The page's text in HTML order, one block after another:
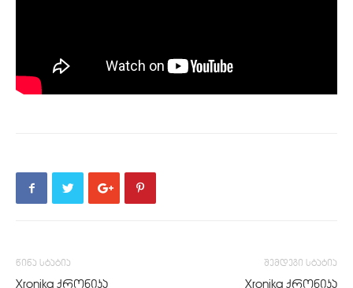
წინა სტატია
Xronika ქრონიკა
შემდეგი სტატია
Xronika ქრონიკა